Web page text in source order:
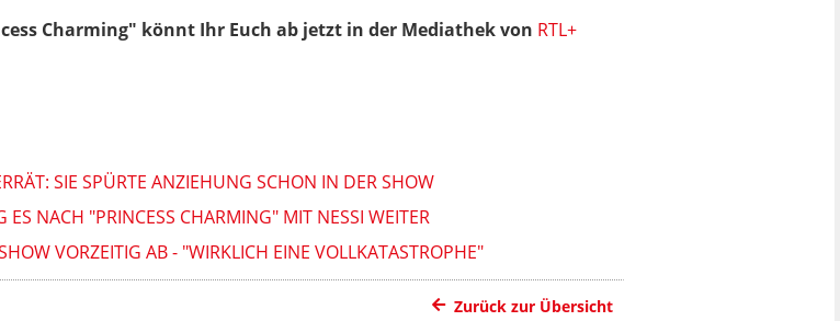
Charming" könnt Ihr Euch ab jetzt in der Mediathek von RTL+
SIE SPÜRTE ANZIEHUNG SCHON IN DER SHOW
NACH "PRINCESS CHARMING" MIT NESSI WEITER
VORZEITIG AB - "WIRKLICH EINE VOLLKATASTROPHE"
Zurück zur Übersicht